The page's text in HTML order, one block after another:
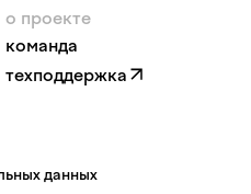
о проекте
команда
техподдержка
данных